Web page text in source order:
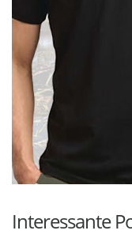
Interessante